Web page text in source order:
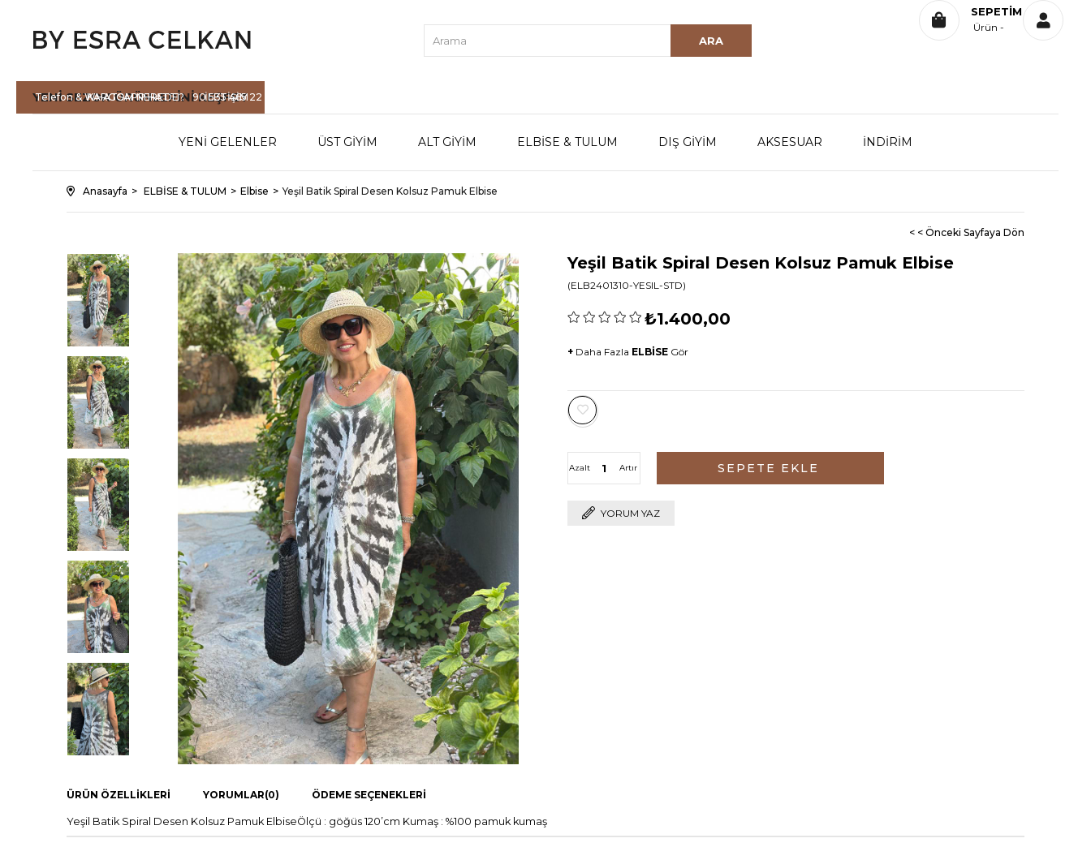
Telefon & WHATSAPP HATTI : 90 535 465 22
YENİ SEZONÜRÜNLERİNİ KEŞFET
KARGOM NEREDE? İLETİŞİM
SEPETIM
Ürün
YENİ GELENLER ÜST GİYİM ALT GİYİM ELBİSE & TULUM DIŞ GİYİM AKSESUAR İNDİRİM
Anasayfa ELBİSE & TULUM Elbise Yeşil Batik Spiral Desen Kolsuz Pamuk Elbise
< < Önceki Sayfaya Dön
Yeşil Batik Spiral Desen Kolsuz Pamuk Elbise
(ELB2401310-YESIL-STD)
₺1.400,00
+ Daha Fazla ELBİSE Gör
Artır
Azalt
YORUM YAZ
ÜRÜN ÖZELLIKLERI YORUMLAR(0) ÖDEME SEÇENEKLERI
Yeşil Batik Spiral Desen Kolsuz Pamuk ElbiseÖlçü : göğüs 120’cm Kumaş : %100 pamuk kumaş